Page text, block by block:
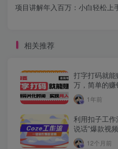
项目讲解年入百万：小白轻松上
相关推荐
打字打码就
万，简单的赚
1年前
利用扣子工
说话”爆款视
12个月前